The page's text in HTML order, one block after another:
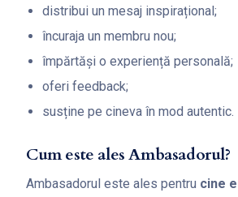
distribui un mesaj inspirațional;
încuraja un membru nou;
împărtăși o experiență personală;
oferi feedback;
susține pe cineva în mod autentic.
Cum este ales Ambasadorul?
Ambasadorul este ales pentru cine